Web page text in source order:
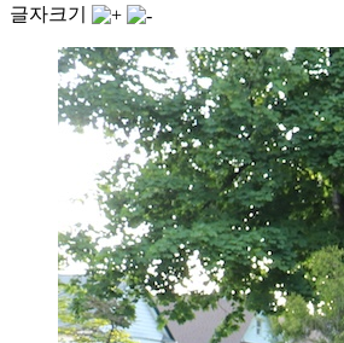
글자크기